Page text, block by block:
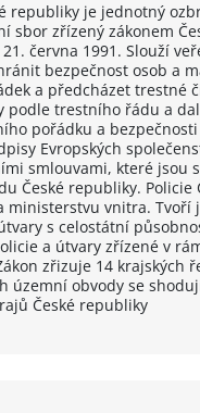
republiky je jednotný
sbor zřízený zákonem
června 1991. Slouží
bezpečnost osob a
a předcházet trestné
podle trestního řádu a
pořádku a
Evropských
smlouvami, které jsou
České republiky. Policie
ministerstvu vnitra. Tvoří
s celostátní
a útvary zřízené v
zřizuje 14 krajských
územní obvody se
České republiky